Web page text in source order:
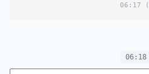
06:17
06:18